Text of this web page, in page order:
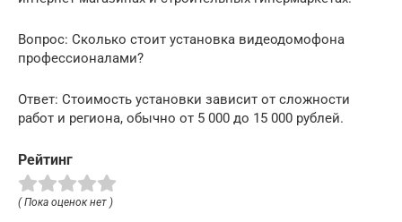
Вопрос: Сколько стоит установка видеодомофона
профессионалами?
Ответ: Стоимость установки зависит от сложности
работ и региона, обычно от 5 000 до 15 000 рублей.
Рейтинг
( Пока оценок нет )